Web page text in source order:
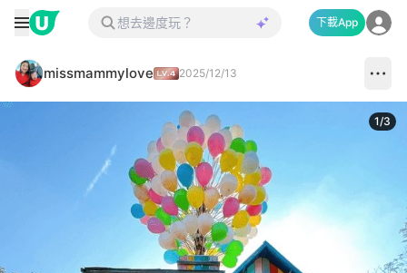
下載App
missmammylove 2025/12/13
1/3